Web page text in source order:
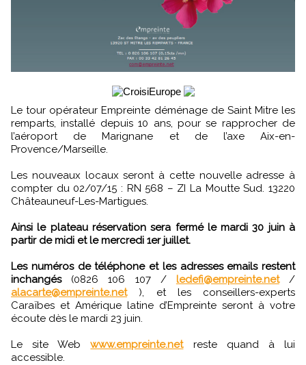
Le tour opérateur Empreinte déménage de Saint Mitre les
remparts, installé depuis 10 ans, pour se rapprocher de
l’aéroport de Marignane et de l’axe Aix-en-
Provence/Marseille.
Les nouveaux locaux seront à cette nouvelle adresse à
compter du 02/07/15 : RN 568 – ZI La Moutte Sud. 13220
Châteauneuf-Les-Martigues.
Ainsi le plateau réservation sera fermé le mardi 30 juin à
partir de midi et le mercredi 1er juillet.
Les numéros de téléphone et les adresses emails restent
inchangés(0826 106 107 / ledefi@empreinte.net/
alacarte@empreinte.net), et les conseillers-experts
Caraïbes et Amérique latine d’Empreinte seront à votre
écoute dès le mardi 23 juin.
Le site Webwww.empreinte.netreste quand à lui
accessible.